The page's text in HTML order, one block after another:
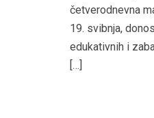
četverodnevna
19. svibnja,
edukativnih i
[…]